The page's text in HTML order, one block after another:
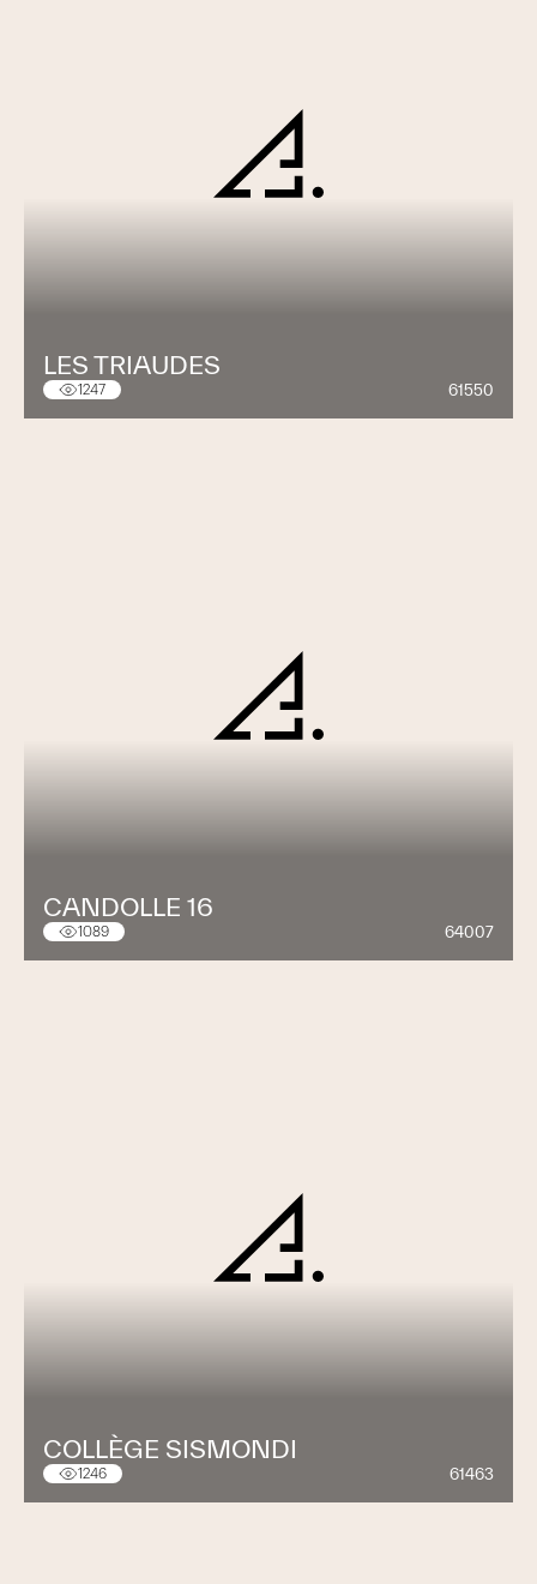
LES TRIAUDES
1247 61550
CANDOLLE 16
1089 64007
COLLÈGE SISMONDI
1246 61463